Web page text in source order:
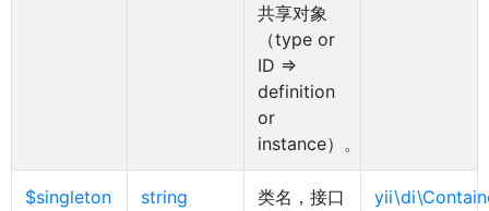
共享对象
（type or
ID =>
definition
or
instance）。
$singleton string
类名，接口